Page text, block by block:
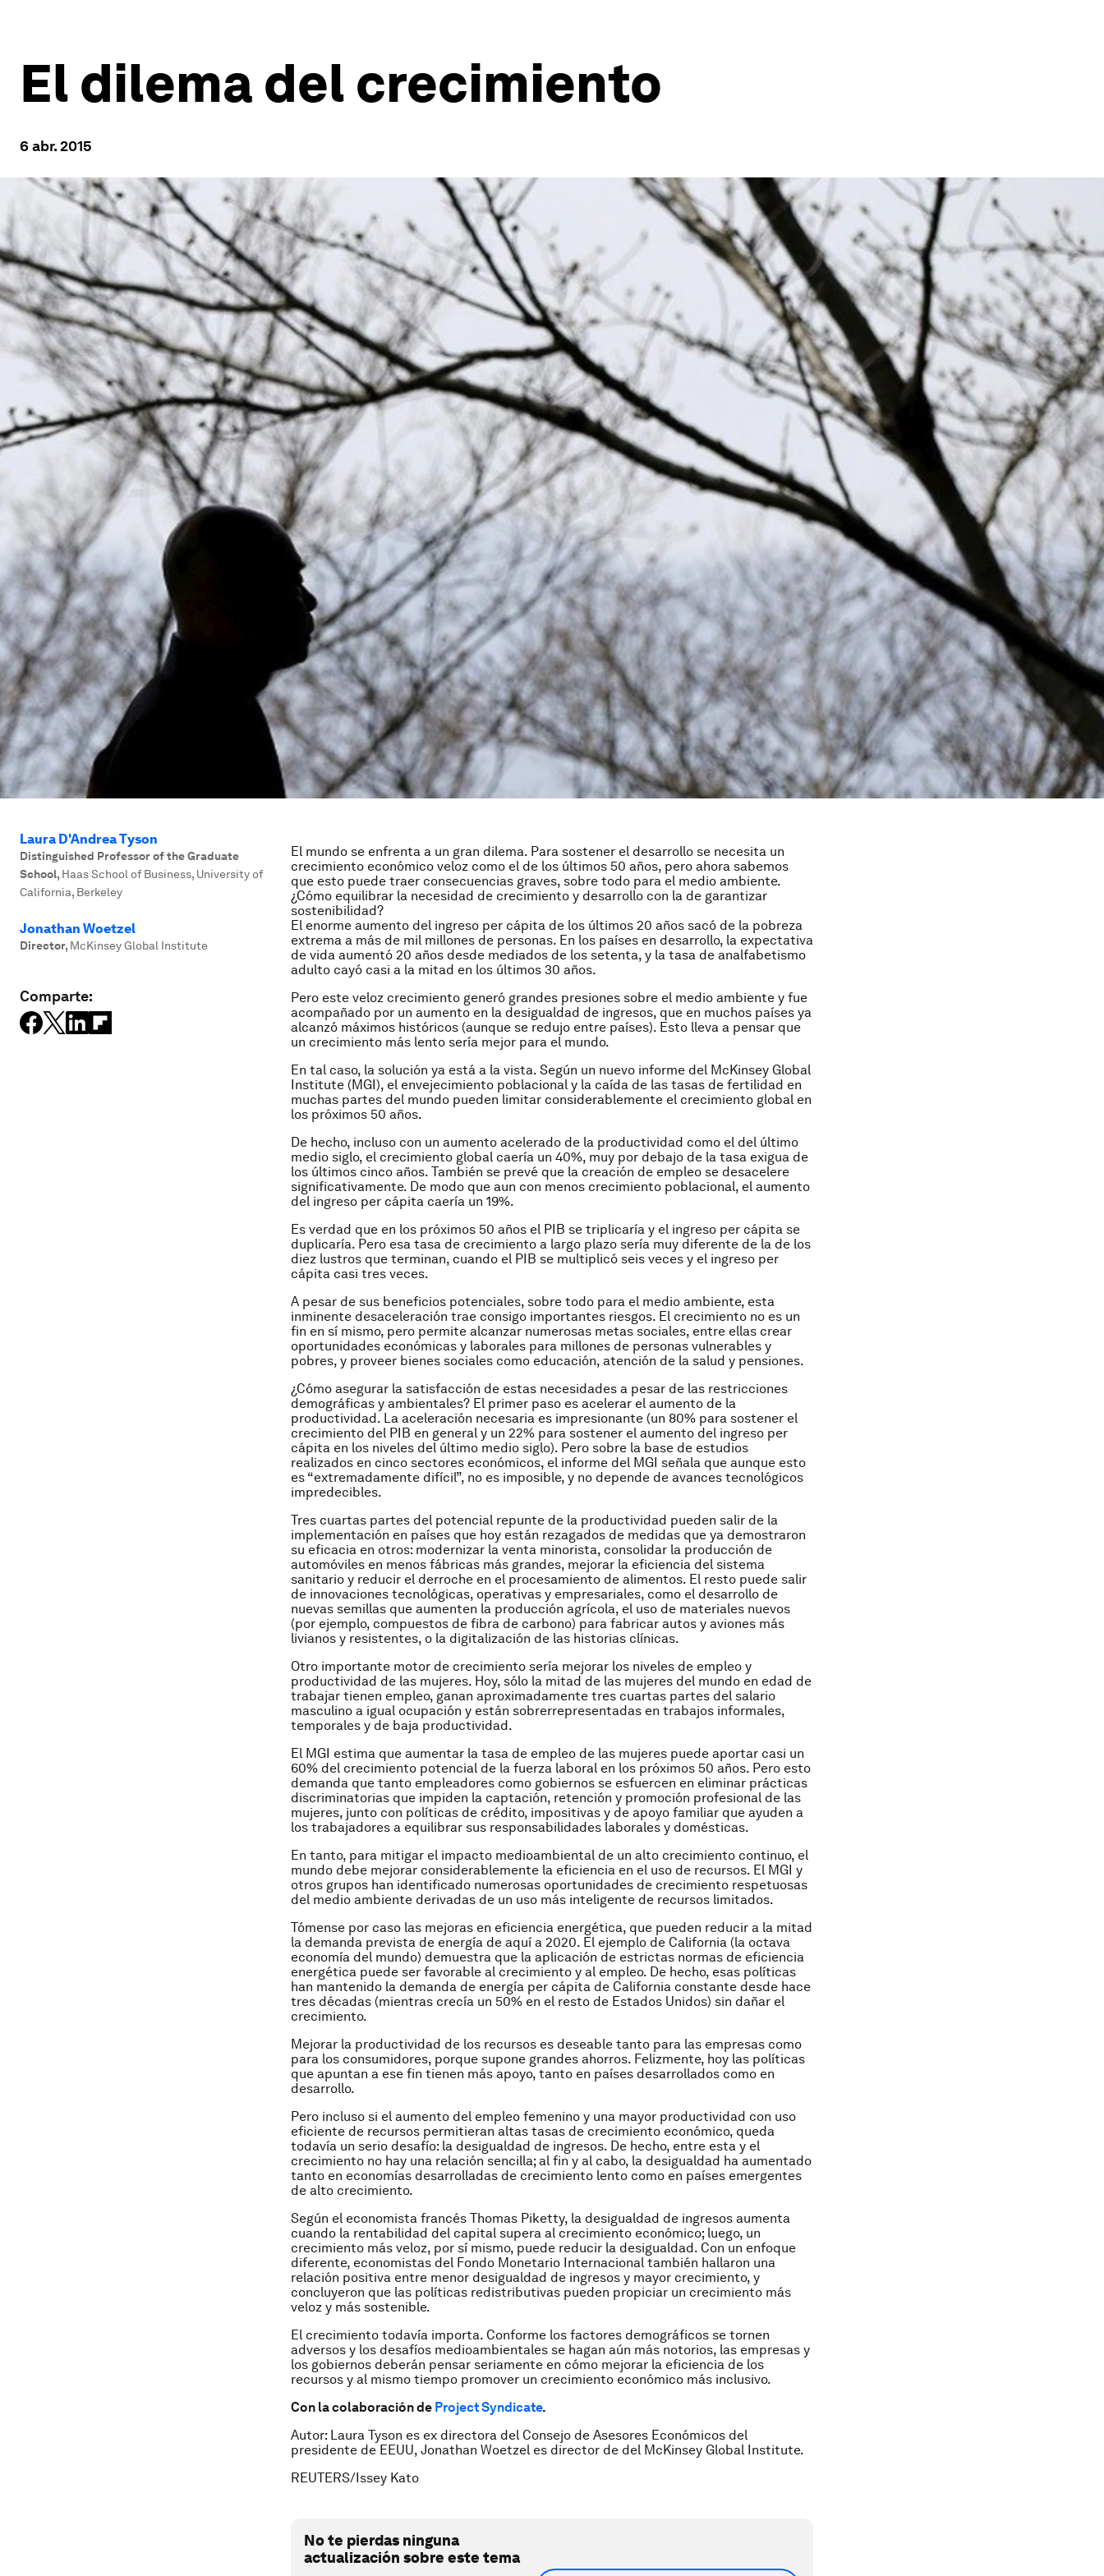
El dilema del crecimiento
6 abr. 2015
Laura D'Andrea Tyson
Distinguished Professor of the Graduate
School, Haas School of Business, University of
California, Berkeley
Jonathan Woetzel
Director, McKinsey Global Institute
Comparte:
El mundo se enfrenta a un gran dilema. Para sostener el desarrollo se necesita un
crecimiento económico veloz como el de los últimos 50 años, pero ahora sabemos
que esto puede traer consecuencias graves, sobre todo para el medio ambiente.
¿Cómo equilibrar la necesidad de crecimiento y desarrollo con la de garantizar
sostenibilidad?
El enorme aumento del ingreso per cápita de los últimos 20 años sacó de la pobreza
extrema a más de mil millones de personas. En los países en desarrollo, la expectativa
de vida aumentó 20 años desde mediados de los setenta, y la tasa de analfabetismo
adulto cayó casi a la mitad en los últimos 30 años.
Pero este veloz crecimiento generó grandes presiones sobre el medio ambiente y fue
acompañado por un aumento en la desigualdad de ingresos, que en muchos países ya
alcanzó máximos históricos (aunque se redujo entre países). Esto lleva a pensar que
un crecimiento más lento sería mejor para el mundo.
En tal caso, la solución ya está a la vista. Según un nuevo informe del McKinsey Global
Institute (MGI), el envejecimiento poblacional y la caída de las tasas de fertilidad en
muchas partes del mundo pueden limitar considerablemente el crecimiento global en
los próximos 50 años.
De hecho, incluso con un aumento acelerado de la productividad como el del último
medio siglo, el crecimiento global caería un 40%, muy por debajo de la tasa exigua de
los últimos cinco años. También se prevé que la creación de empleo se desacelere
significativamente. De modo que aun con menos crecimiento poblacional, el aumento
del ingreso per cápita caería un 19%.
Es verdad que en los próximos 50 años el PIB se triplicaría y el ingreso per cápita se
duplicaría. Pero esa tasa de crecimiento a largo plazo sería muy diferente de la de los
diez lustros que terminan, cuando el PIB se multiplicó seis veces y el ingreso per
cápita casi tres veces.
A pesar de sus beneficios potenciales, sobre todo para el medio ambiente, esta
inminente desaceleración trae consigo importantes riesgos. El crecimiento no es un
fin en sí mismo, pero permite alcanzar numerosas metas sociales, entre ellas crear
oportunidades económicas y laborales para millones de personas vulnerables y
pobres, y proveer bienes sociales como educación, atención de la salud y pensiones.
¿Cómo asegurar la satisfacción de estas necesidades a pesar de las restricciones
demográficas y ambientales? El primer paso es acelerar el aumento de la
productividad. La aceleración necesaria es impresionante (un 80% para sostener el
crecimiento del PIB en general y un 22% para sostener el aumento del ingreso per
cápita en los niveles del último medio siglo). Pero sobre la base de estudios
realizados en cinco sectores económicos, el informe del MGI señala que aunque esto
es “extremadamente difícil”, no es imposible, y no depende de avances tecnológicos
impredecibles.
Tres cuartas partes del potencial repunte de la productividad pueden salir de la
implementación en países que hoy están rezagados de medidas que ya demostraron
su eficacia en otros: modernizar la venta minorista, consolidar la producción de
automóviles en menos fábricas más grandes, mejorar la eficiencia del sistema
sanitario y reducir el derroche en el procesamiento de alimentos. El resto puede salir
de innovaciones tecnológicas, operativas y empresariales, como el desarrollo de
nuevas semillas que aumenten la producción agrícola, el uso de materiales nuevos
(por ejemplo, compuestos de fibra de carbono) para fabricar autos y aviones más
livianos y resistentes, o la digitalización de las historias clínicas.
Otro importante motor de crecimiento sería mejorar los niveles de empleo y
productividad de las mujeres. Hoy, sólo la mitad de las mujeres del mundo en edad de
trabajar tienen empleo, ganan aproximadamente tres cuartas partes del salario
masculino a igual ocupación y están sobrerrepresentadas en trabajos informales,
temporales y de baja productividad.
El MGI estima que aumentar la tasa de empleo de las mujeres puede aportar casi un
60% del crecimiento potencial de la fuerza laboral en los próximos 50 años. Pero esto
demanda que tanto empleadores como gobiernos se esfuercen en eliminar prácticas
discriminatorias que impiden la captación, retención y promoción profesional de las
mujeres, junto con políticas de crédito, impositivas y de apoyo familiar que ayuden a
los trabajadores a equilibrar sus responsabilidades laborales y domésticas.
En tanto, para mitigar el impacto medioambiental de un alto crecimiento continuo, el
mundo debe mejorar considerablemente la eficiencia en el uso de recursos. El MGI y
otros grupos han identificado numerosas oportunidades de crecimiento respetuosas
del medio ambiente derivadas de un uso más inteligente de recursos limitados.
Tómense por caso las mejoras en eficiencia energética, que pueden reducir a la mitad
la demanda prevista de energía de aquí a 2020. El ejemplo de California (la octava
economía del mundo) demuestra que la aplicación de estrictas normas de eficiencia
energética puede ser favorable al crecimiento y al empleo. De hecho, esas políticas
han mantenido la demanda de energía per cápita de California constante desde hace
tres décadas (mientras crecía un 50% en el resto de Estados Unidos) sin dañar el
crecimiento.
Mejorar la productividad de los recursos es deseable tanto para las empresas como
para los consumidores, porque supone grandes ahorros. Felizmente, hoy las políticas
que apuntan a ese fin tienen más apoyo, tanto en países desarrollados como en
desarrollo.
Pero incluso si el aumento del empleo femenino y una mayor productividad con uso
eficiente de recursos permitieran altas tasas de crecimiento económico, queda
todavía un serio desafío: la desigualdad de ingresos. De hecho, entre esta y el
crecimiento no hay una relación sencilla; al fin y al cabo, la desigualdad ha aumentado
tanto en economías desarrolladas de crecimiento lento como en países emergentes
de alto crecimiento.
Según el economista francés Thomas Piketty, la desigualdad de ingresos aumenta
cuando la rentabilidad del capital supera al crecimiento económico; luego, un
crecimiento más veloz, por sí mismo, puede reducir la desigualdad. Con un enfoque
diferente, economistas del Fondo Monetario Internacional también hallaron una
relación positiva entre menor desigualdad de ingresos y mayor crecimiento, y
concluyeron que las políticas redistributivas pueden propiciar un crecimiento más
veloz y más sostenible.
El crecimiento todavía importa. Conforme los factores demográficos se tornen
adversos y los desafíos medioambientales se hagan aún más notorios, las empresas y
los gobiernos deberán pensar seriamente en cómo mejorar la eficiencia de los
recursos y al mismo tiempo promover un crecimiento económico más inclusivo.
Con la colaboración de Project Syndicate.
Autor: Laura Tyson es ex directora del Consejo de Asesores Económicos del
presidente de EEUU, Jonathan Woetzel es director de del McKinsey Global Institute.
REUTERS/Issey Kato
No te pierdas ninguna
actualización sobre este tema